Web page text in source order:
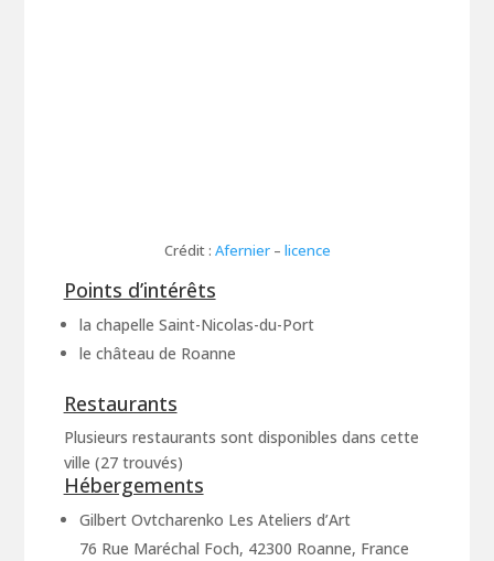
Crédit : Afernier– licence
Points d’intérêts
la chapelle Saint-Nicolas-du-Port
le château de Roanne
Restaurants
Plusieurs restaurants sont disponibles dans cette
ville (27 trouvés)
Hébergements
Gilbert Ovtcharenko Les Ateliers d’Art
76 Rue Maréchal Foch, 42300 Roanne, France